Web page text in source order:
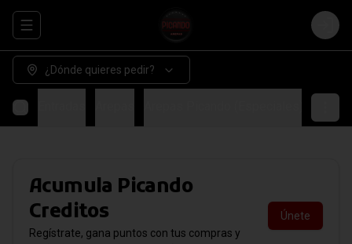
Abrir menu de navegación Login
¿Dónde quieres pedir?
Acumula Picando
Creditos
Regístrate, gana puntos con tus compras y
Únete